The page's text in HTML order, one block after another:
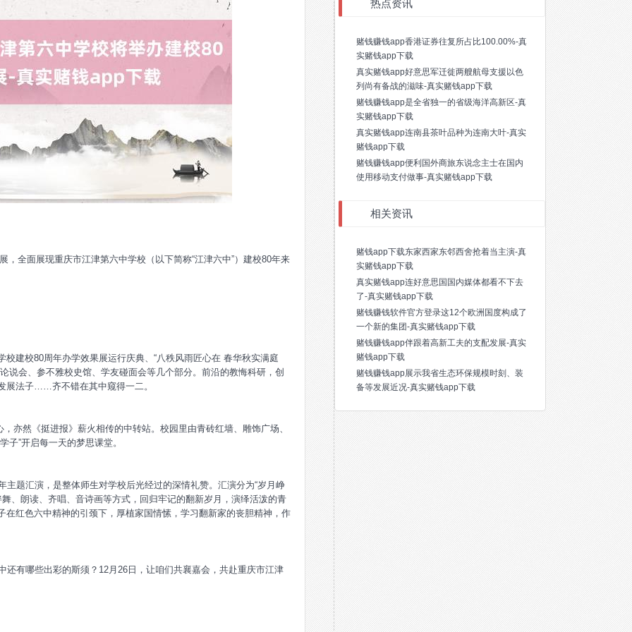
全面展现重庆市江津第六中学校（以下简称“江津六中”）建校80年来
建校80周年办学效果展运行庆典、“八秩风雨匠心在 春华秋实满庭
说会、参不雅校史馆、学友碰面会等几个部分。前沿的教悔科研，创
展法子……齐不错在其中窥得一二。
亦然《挺进报》薪火相传的中转站。校园里由青砖红墙、雕饰广场、
子”开启每一天的梦思课堂。
题汇演，是整体师生对学校后光经过的深情礼赞。汇演分为“岁月峥
舞、朗读、齐唱、音诗画等方式，回归牢记的翻新岁月，演绎活泼的青
红色六中精神的引颈下，厚植家国情愫，学习翻新家的丧胆精神，作
有哪些出彩的斯须？12月26日，让咱们共襄嘉会，共赴重庆市江津
热点资讯
赌钱赚钱app香港证券往复所占比100.00%-真
实赌钱app下载
真实赌钱app好意思军迁徙两艘航母支援以色
列尚有备战的滋味-真实赌钱app下载
赌钱赚钱app是全省独一的省级海洋高新区-真
实赌钱app下载
真实赌钱app连南县茶叶品种为连南大叶-真实
赌钱app下载
赌钱赚钱app便利国外商旅东说念主士在国内
使用移动支付做事-真实赌钱app下载
相关资讯
赌钱app下载东家西家东邻西舍抢着当主演-真
实赌钱app下载
真实赌钱app连好意思国国内媒体都看不下去
了-真实赌钱app下载
赌钱赚钱软件官方登录这12个欧洲国度构成了
一个新的集团-真实赌钱app下载
赌钱赚钱app伴跟着高新工夫的支配发展-真实
赌钱app下载
赌钱赚钱app展示我省生态环保规模时刻、装
备等发展近况-真实赌钱app下载